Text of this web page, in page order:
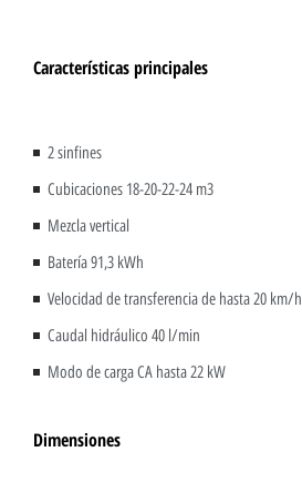
Características principales
2 sinfines
Cubicaciones 18-20-22-24 m3
Mezcla vertical
Batería 91,3 kWh
Velocidad de transferencia de hasta 20 km/h
Caudal hidráulico 40 l/min
Modo de carga CA hasta 22 kW
Dimensiones